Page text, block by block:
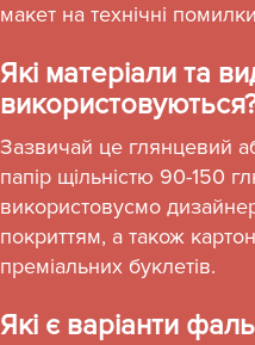
макет на технічні
Які матеріали та
Зазвичай це глянцевий
папір щільністю 90-150
використовусмо
покриттям, а також
преміальних буклетів.
Які є варіанти